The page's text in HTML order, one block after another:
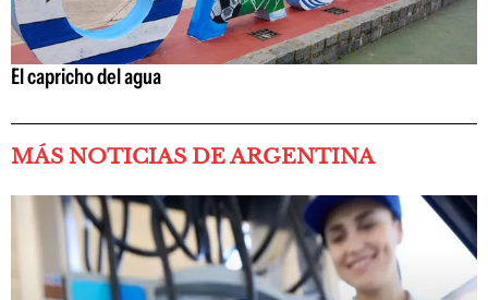
El capricho del agua
MÁS NOTICIAS DE ARGENTINA